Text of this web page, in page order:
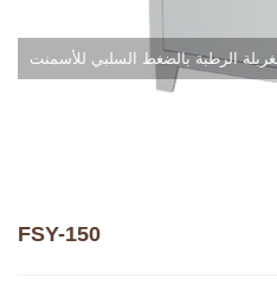
الرطبة بالضغط السلبي للأسمنت
FSY-150